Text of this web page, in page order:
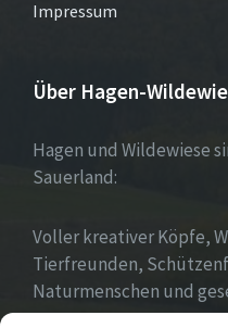
Impressum
Über Hagen-
Hagen und Wildewiese
Sauerland:
Voller kreativer Köpfe,
Tierfreunden,
Naturmenschen und